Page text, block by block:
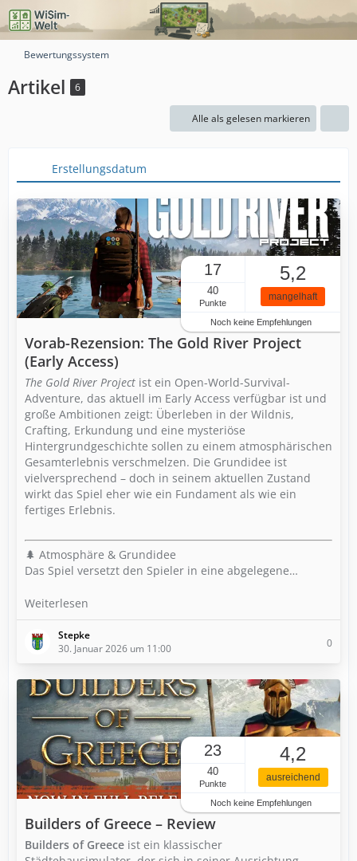
Bewertungssystem
Artikel 6
Alle als gelesen markieren
Erstellungsdatum
17
40
Punkte
5,2
mangelhaft
Noch keine Empfehlungen
Vorab-Rezension: The Gold River Project
(Early Access)
The Gold River Project ist ein Open-World-Survival-
Adventure, das aktuell im Early Access verfügbar ist und
große Ambitionen zeigt: Überleben in der Wildnis,
Crafting, Erkundung und eine mysteriöse
Hintergrundgeschichte sollen zu einem atmosphärischen
Gesamterlebnis verschmelzen. Die Grundidee ist
vielversprechend – doch in seinem aktuellen Zustand
wirkt das Spiel eher wie ein Fundament als wie ein
fertiges Erlebnis.
🌲 Atmosphäre & Grundidee
Das Spiel versetzt den Spieler in eine abgelegene…
Weiterlesen
Stepke
30. Januar 2026 um 11:00
0
23
40
Punkte
4,2
ausreichend
Noch keine Empfehlungen
Builders of Greece – Review
Builders of Greece ist ein klassischer